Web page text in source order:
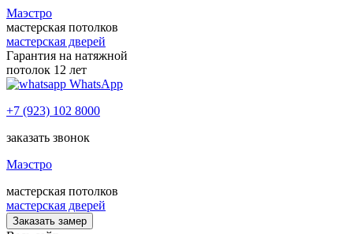
Маэстро
мастерская потолков
мастерская дверей
Гарантия на натяжной
потолок 12 лет
WhatsApp
+7 (923) 102 8000
заказать звонок
Маэстро
мастерская потолков
мастерская дверей
Заказать замер